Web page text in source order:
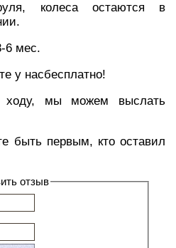
колеса остаются в
6 мес.
у насбесплатно!
мы можем выслать
быть первым, кто оставил
отзыв